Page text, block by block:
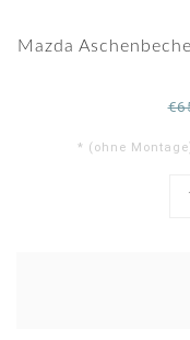
Mazda
* (ohne